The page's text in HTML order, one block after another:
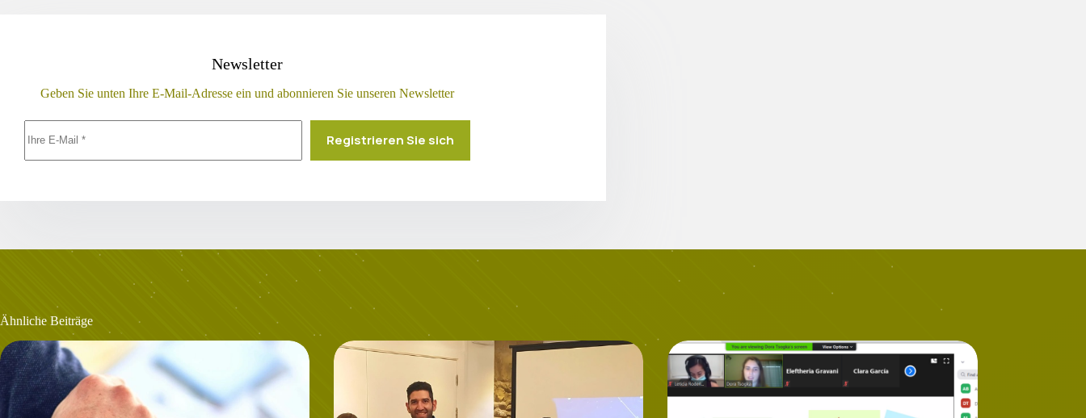
Newsletter
Geben Sie unten Ihre E-Mail-Adresse ein und abonnieren Sie unseren Newsletter
Registrieren Sie sich
Ähnliche Beiträge